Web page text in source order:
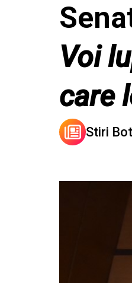
Voi
care
Stiri